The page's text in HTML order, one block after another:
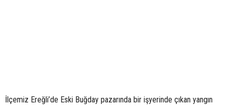
İlçemiz Ereğli’de Eski Buğday pazarında bir işyerinde çıkan yangın